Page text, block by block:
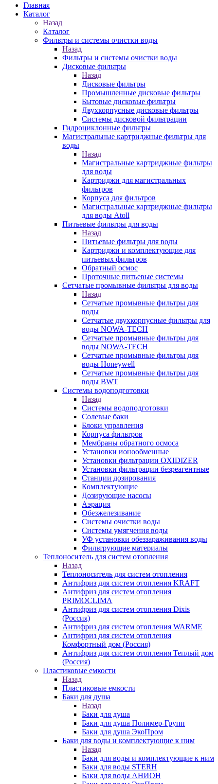
Главная
Каталог
Назад
Каталог
Фильтры и системы очистки воды
Назад
Фильтры и системы очистки воды
Дисковые фильтры
Назад
Дисковые фильтры
Промышленные дисковые фильтры
Бытовые дисковые фильтры
Двухкорпусные дисковые фильтры
Системы дисковой фильтрации
Гидроциклонные фильтры
Магистральные картриджные фильтры для
воды
Назад
Магистральные картриджные фильтры
для воды
Картриджи для магистральных
фильтров
Корпуса для фильтров
Магистральные картриджные фильтры
для воды Atoll
Питьевые фильтры для воды
Назад
Питьевые фильтры для воды
Картриджи и комплектующие для
питьевых фильтров
Обратный осмос
Проточные питьевые системы
Сетчатые промывные фильтры для воды
Назад
Сетчатые промывные фильтры для
воды
Сетчатые двухкорпусные фильтры для
воды NOWA-TECH
Сетчатые промывные фильтры для
воды NOWA-TECH
Сетчатые промывные фильтры для
воды Honeywell
Сетчатые промывные фильтры для
воды BWT
Системы водоподготовки
Назад
Системы водоподготовки
Солевые баки
Блоки управления
Корпуса фильтров
Мембраны обратного осмоса
Установки ионообменные
Установки фильтрации OXIDIZER
Установки фильтрации безреагентные
Станции дозирования
Комплектующие
Дозирующие насосы
Аэрация
Обезжелезивание
Системы очистки воды
Системы умягчения воды
УФ установки обеззараживания воды
Фильтрующие материалы
Теплоноситель для систем отопления
Назад
Теплоноситель для систем отопления
Антифриз для систем отопления KRAFT
Антифриз для систем отопления
PRIMOCLIMA
Антифриз для систем отопления Dixis
(Россия)
Антифриз для систем отопления WARME
Антифриз для систем отопления
Комфортный дом (Россия)
Антифриз для систем отопления Теплый дом
(Россия)
Пластиковые емкости
Назад
Пластиковые емкости
Баки для душа
Назад
Баки для душа
Баки для душа Полимер-Групп
Баки для душа ЭкоПром
Баки для воды и комплектующие к ним
Назад
Баки для воды и комплектующие к ним
Баки для воды STERH
Баки для воды АНИОН